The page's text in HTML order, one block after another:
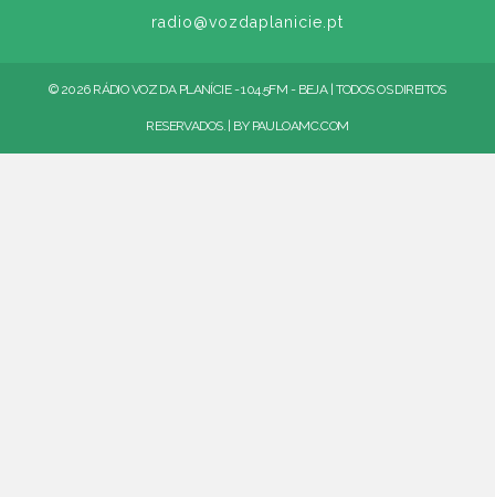
radio@vozdaplanicie.pt
© 2026 RÁDIO VOZ DA PLANÍCIE - 104.5FM - BEJA | TODOS OS DIREITOS
RESERVADOS. | BY PAULOAMC.COM